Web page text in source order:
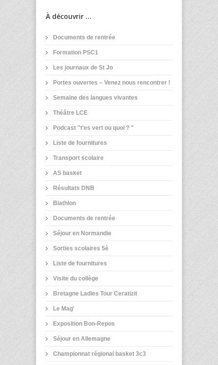
À découvrir ...
Documents de rentrée
Formation PSC1
Les journaux de St Jo
Portes ouvertes – Venez nous rencontrer !
Semaine des langues vivantes
Théâtre LCE
Podcast "t'es vert ou quoi ? "
Liste de fournitures
Transport scolaire
AS basket
Résultats DNB
Biathlon
Documents de rentrée
Séjour en Normandie
Sorties scolaires 5è
Liste de fournitures
Visite du collège
Bretagne Ladies Tour Ceratizit
Le Mag'
Exposition Bon-Repos
Séjour en Allemagne
Championnat régional basket 3c3